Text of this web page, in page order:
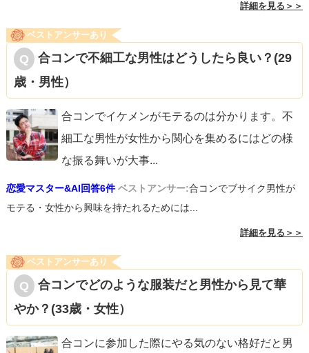
詳細を見る＞＞
ベストアンサーあり
合コンで不細工な男性はどうしたら良い？(29
歳・男性）
合コンでイケメンがモテるのは分かります。不
細工な男性が女性から関心を集めるにはどの様
な振る舞いが大事...
恋愛マスター&AI回答6件 ベストアンサー:合コンでブサイク男性が
モテる・女性から興味を持たれるためには...
詳細を見る＞＞
ベストアンサーあり
合コンでどのような服装だと男性から見て華
やか？(33歳・女性）
合コンに参加した際にやる気のない格好だと男